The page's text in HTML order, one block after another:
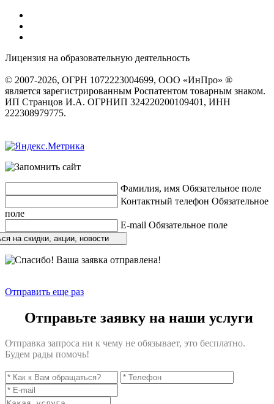
Лицензия на образовательную деятельность
© 2007-2026, ОГРН 1072223004699, ООО «ИнПро» ®
является зарегистрированным Роспатентом товарным знаком.
ИП Странцов И.А. ОГРНИП 324220200109401, ИНН
222308979775.
Фамилия, имя Обязательное поле
Контактный телефон Обязательное
поле
E-mail Обязательное поле
на скидки, акции, новости
Отправить еще раз
Отправьте заявку на наши услуги
Отправка запроса ни к чему не обязывает, это бесплатно.
Будем рады помочь!